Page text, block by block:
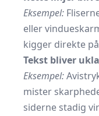
Eksempel:
eller
kigger direkte
Tekst bliver
Eksempel:
mister
siderne stadig